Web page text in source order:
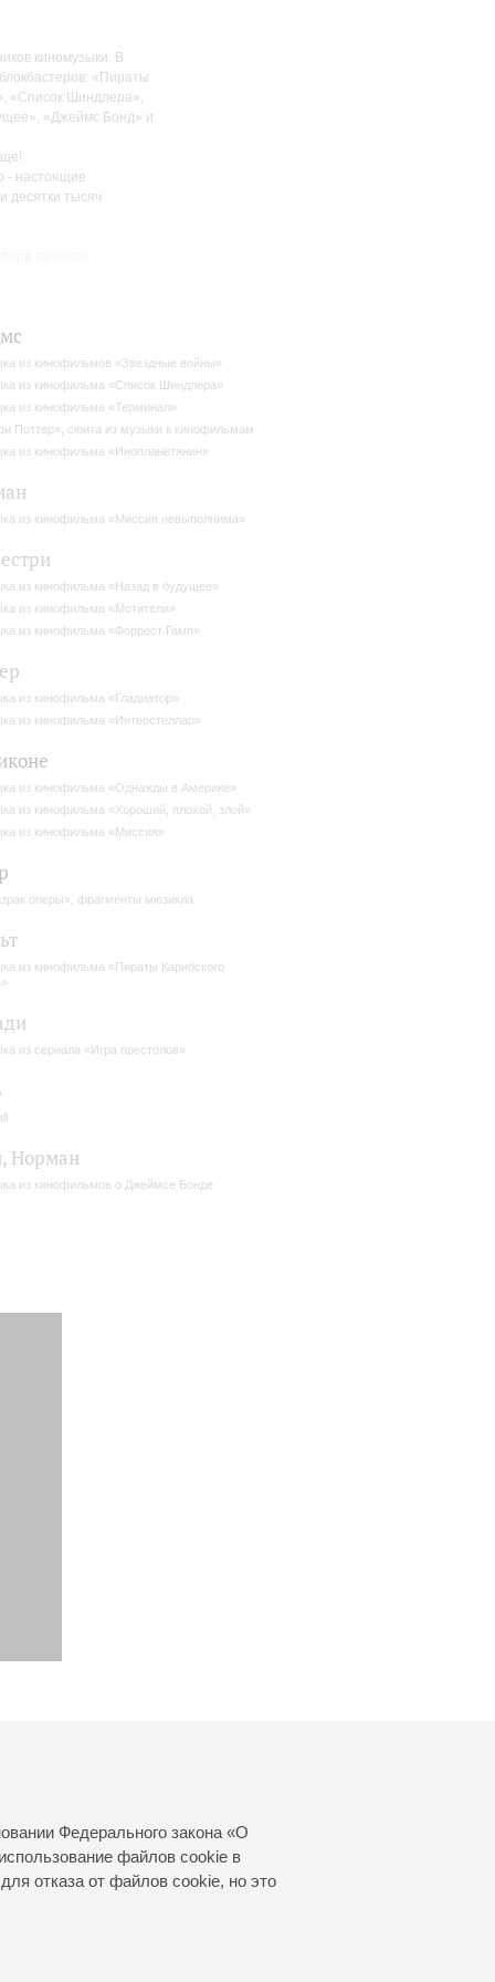
Федерального закона «О
файлов cookie в
отказа от файлов cookie, но это
киномузыки. В
«Пираты
«Список Шиндлера»,
«Джеймс Бонд» и
- настоящие
десятки тысяч
из кинофильмов «Звездные войны»
из кинофильма «Список Шиндлера»
из кинофильма «Терминал»
Поттер», сюита из музыки к кинофильмам
из кинофильма «Инопланетянин»
из кинофильма «Миссия невыполнима»
из кинофильма «Назад в будущее»
из кинофильма «Мстители»
из кинофильма «Форрест Гамп»
из кинофильма «Гладиатор»
из кинофильма «Интерстеллар»
из кинофильма «Однажды в Америке»
из кинофильма «Хороший, плохой, злой»
из кинофильма «Миссия»
оперы», фрагменты мюзикла
из кинофильма «Пираты Карибского
из сериала «Игра престолов»
Норман
из кинофильмов о Джеймсе Бонде